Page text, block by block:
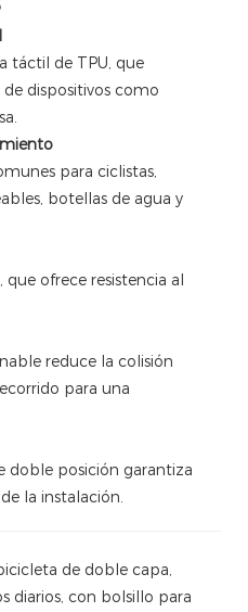
táctil de TPU, que
dispositivos como
para ciclistas,
botellas de agua y
ofrece resistencia al
reduce la colisión
para una
doble posición garantiza
la instalación.